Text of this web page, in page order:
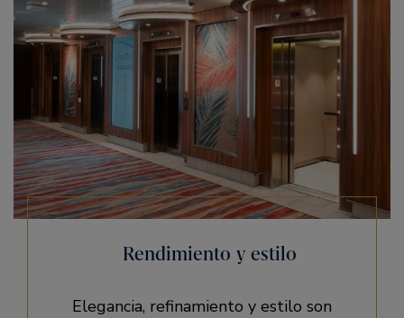
Rendimiento y estilo
Elegancia, refinamiento y estilo son